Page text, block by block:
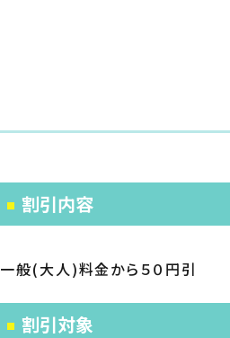
割引内容
一般(大人)料金から５０円引
割引対象